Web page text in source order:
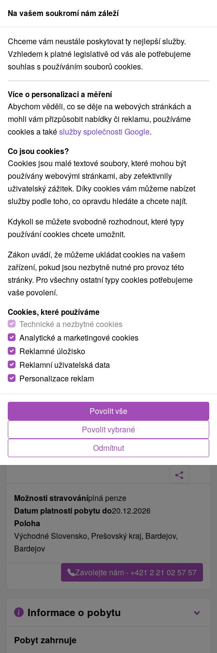
člen skupinySorger
Léčebný pobyt STANDARD & cenově zvýhodněný SENIOR 60+
Léčebný pobyt STANDARD &
cenově zvýhodněný SENIOR 60+
Hotel Astória★★★Bardejovské Kúpele
Lázne Bardejovské Kúpele
Bardejov
Navigovat do místa
9,0 vynikající ·1125 recenzí
Fotografie od zákazníků+6
Možnosti stravováníplná penze
Datum platnosti pobytu do20.12.2026
Poloha
Východné Slovensko, Prešovský kraj, Bardejov,
Bardejov
Zavolejte nám - +421 2 21 02 57 57
Informace o pobytu
Pobyt zahrnuje
Na vašem soukromí nám záleží
Chceme vám neustále poskytovat ty nejlepší služby.
Vzhledem k platné legislativě od vás ale potřebujeme
souhlas s používáním souborů cookies.
Více o personalizaci a měření
Abychom věděli, co se děje na webových stránkách a
mohli vám přizpůsobit nabídky či reklamu, používáme
cookies a takéslužby společnosti Google.
Co jsou cookies?
Cookies jsou malé textové soubory, které mohou být
používány webovými stránkami, aby zefektivnily
uživatelský zážitek. Díky cookies vám můžeme nabízet
služby podle toho, co opravdu hledáte a chcete najít.
Kdykoli se můžete svobodně rozhodnout, které typy
používání cookies chcete umožnit.
Zákon uvádí, že můžeme ukládat cookies na vašem
zařízení, pokud jsou nezbytně nutné pro provoz této
stránky. Pro všechny ostatní typy cookies potřebujeme
vaše povolení.
Cookies, které používáme
Technické a nezbytné cookies
Analytické a marketingové cookies
Reklamné úložisko
Reklamní uživatelská data
Personalizace reklam
Odmítnut
Povolit vybrané
Povolit vše